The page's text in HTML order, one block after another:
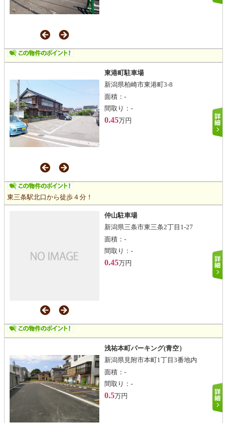
東港町駐車場
新潟県柏崎市東港町3-8
面積： -
間取り： -
0.45万円
東三条駅北口から徒歩４分！
仲山駐車場
新潟県三条市東三条2丁目1-27
面積： -
間取り： -
0.45万円
浅祐本町パーキング(青空）
新潟県見附市本町1丁目3番地内
面積： -
間取り： -
0.5万円